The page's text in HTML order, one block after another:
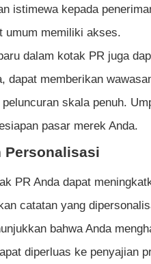
istimewa kepada
umum memiliki akses.
dalam kotak PR juga
dapat memberikan
skala penuh.
pasar merek Anda.
Personalisasi
PR Anda dapat
catatan yang
bahwa Anda
diperluas ke penyajian